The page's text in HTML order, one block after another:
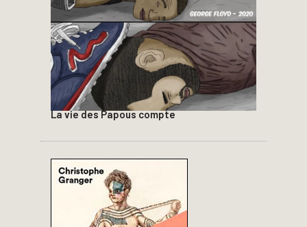
La vie des Papous compte